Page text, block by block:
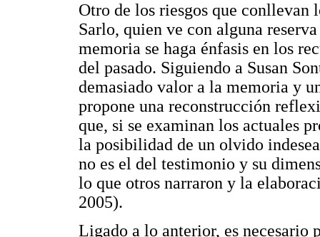
Otro de los riesgos que conllevan
Sarlo, quien ve con alguna
memoria se haga énfasis en los
del pasado. Siguiendo a Susan
demasiado valor a la memoria y
propone una reconstrucción
que, si se examinan los actuales
la posibilidad de un olvido
no es el del testimonio y su
lo que otros narraron y la
2005).
Ligado a lo anterior, es necesario